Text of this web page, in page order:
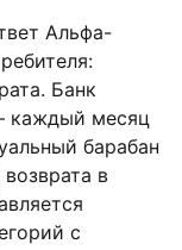
Альфа-
Банк
каждый месяц
барабан
в
с